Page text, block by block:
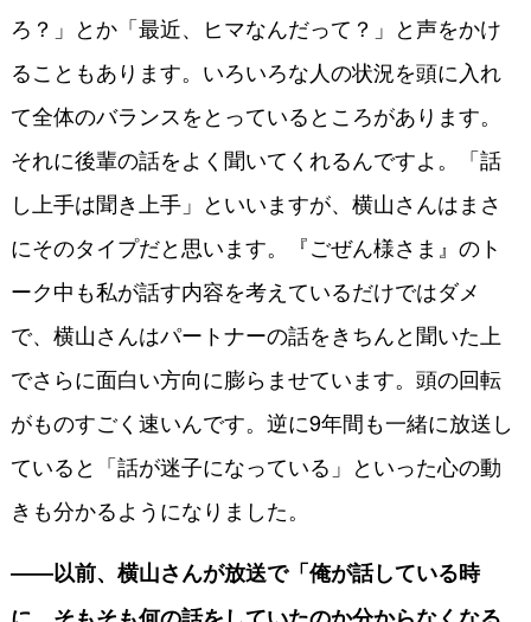
ろ？」とか「最近、ヒマなんだって？」と声をかけ
ることもあります。いろいろな人の状況を頭に入れ
て全体のバランスをとっているところがあります。
それに後輩の話をよく聞いてくれるんですよ。「話
し上手は聞き上手」といいますが、横山さんはまさ
にそのタイプだと思います。『ごぜん様さま』のト
ーク中も私が話す内容を考えているだけではダメ
で、横山さんはパートナーの話をきちんと聞いた上
でさらに面白い方向に膨らませています。頭の回転
がものすごく速いんです。逆に9年間も一緒に放送し
ていると「話が迷子になっている」といった心の動
きも分かるようになりました。
――以前、横山さんが放送で「俺が話している時